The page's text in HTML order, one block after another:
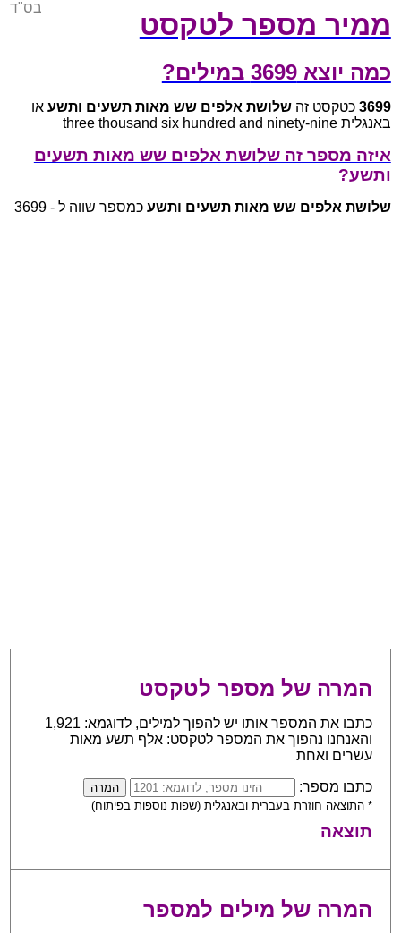
ממיר מספר לטקסט
בס"ד
כמה יוצא 3699 במילים?
3699 כטקסט זהשלושת אלפים שש מאות תשעים ותשע או
באנגלית three thousand six hundred and ninety-nine
איזה מספר זה שלושת אלפים שש מאות תשעים
ותשע?
שלושת אלפים שש מאות תשעים ותשע כמספר שווה ל - 3699
המרה של מספר לטקסט
כתבו את המספר אותו יש להפוך למילים, לדוגמא: 1,921
והאנחנו נהפוך את המספר לטקסט: אלף תשע מאות
עשרים ואחת
כתבו מספר:
* התוצאה חוזרת בעברית ובאנגלית (שפות נוספות בפיתוח)
תוצאה
המרה של מילים למספר